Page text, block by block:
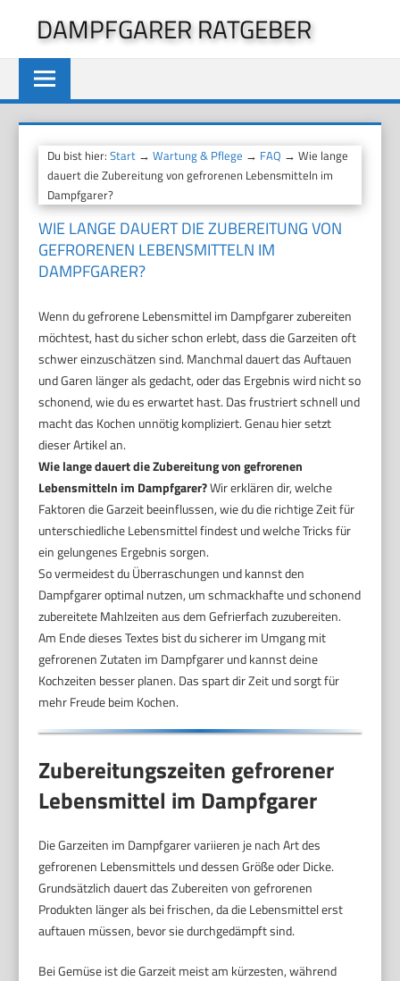
springen
DAMPFGARER RATGEBER
Du bist hier:Start →Wartung & Pflege → FAQ → Wie lange
dauert die Zubereitung von gefrorenen Lebensmitteln im
Dampfgarer?
WIE LANGE DAUERT DIE ZUBEREITUNG VON
GEFRORENEN LEBENSMITTELN IM
DAMPFGARER?
Wenn du gefrorene Lebensmittel im Dampfgarer zubereiten
möchtest, hast du sicher schon erlebt, dass die Garzeiten oft
schwer einzuschätzen sind. Manchmal dauert das Auftauen
und Garen länger als gedacht, oder das Ergebnis wird nicht so
schonend, wie du es erwartet hast. Das frustriert schnell und
macht das Kochen unnötig kompliziert. Genau hier setzt
dieser Artikel an.
Wie lange dauert die Zubereitung von gefrorenen
Lebensmitteln im Dampfgarer?Wir erklären dir, welche
Faktoren die Garzeit beeinflussen, wie du die richtige Zeit für
unterschiedliche Lebensmittel findest und welche Tricks für
ein gelungenes Ergebnis sorgen.
So vermeidest du Überraschungen und kannst den
Dampfgarer optimal nutzen, um schmackhafte und schonend
zubereitete Mahlzeiten aus dem Gefrierfach zuzubereiten.
Am Ende dieses Textes bist du sicherer im Umgang mit
gefrorenen Zutaten im Dampfgarer und kannst deine
Kochzeiten besser planen. Das spart dir Zeit und sorgt für
mehr Freude beim Kochen.
Zubereitungszeiten gefrorener
Lebensmittel im Dampfgarer
Die Garzeiten im Dampfgarer variieren je nach Art des
gefrorenen Lebensmittels und dessen Größe oder Dicke.
Grundsätzlich dauert das Zubereiten von gefrorenen
Produkten länger als bei frischen, da die Lebensmittel erst
auftauen müssen, bevor sie durchgedämpft sind.
Bei Gemüse ist die Garzeit meist am kürzesten, während